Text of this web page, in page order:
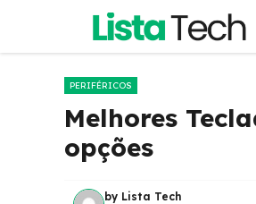
o
PERIFÉRICOS
Melhores
opções
by Lista Tech